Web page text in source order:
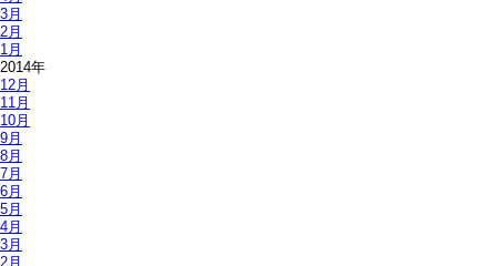
3月
2月
1月
2014年
12月
11月
10月
9月
8月
7月
6月
5月
4月
3月
2月